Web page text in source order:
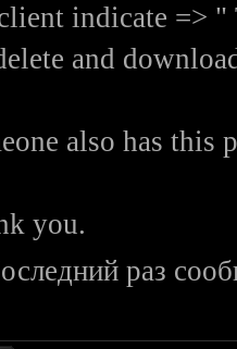
indicate => "
and
also has this
you.
раз